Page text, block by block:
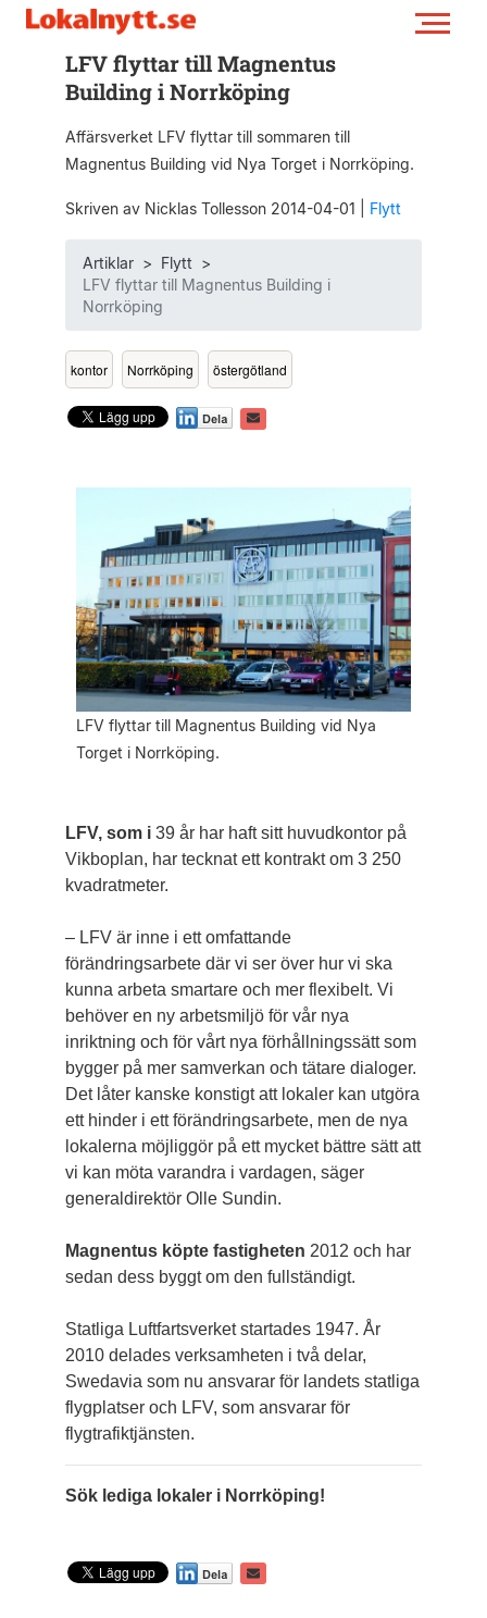
LFV flyttar till Magnentus
Building i Norrköping
Affärsverket LFV flyttar till sommaren till
Magnentus Building vid Nya Torget i Norrköping.
Skriven av Nicklas Tollesson 2014-04-01 Flytt
Artiklar> Flytt >
LFV flyttar till Magnentus Building i
Norrköping
kontor Norrköping östergötland
LFV flyttar till Magnentus Building vid Nya
Torget i Norrköping.
LFV, som i 39 år har haft sitt huvudkontor på
Vikboplan, har tecknat ett kontrakt om 3 250
kvadratmeter.
– LFV är inne i ett omfattande
förändringsarbete där vi ser över hur vi ska
kunna arbeta smartare och mer flexibelt. Vi
behöver en ny arbetsmiljö för vår nya
inriktning och för vårt nya förhållningssätt som
bygger på mer samverkan och tätare dialoger.
Det låter kanske konstigt att lokaler kan utgöra
ett hinder i ett förändringsarbete, men de nya
lokalerna möjliggör på ett mycket bättre sätt att
vi kan möta varandra i vardagen, säger
general­direktör Olle Sundin.
Magnentus köpte fastigheten 2012 och har
sedan dess byggt om den fullständigt.
Statliga Luftfartsverket startades 1947. År
2010 delades verksamheten i två delar,
Swedavia som nu ansvarar för landets statliga
flygplatser och LFV, som ansvarar för
flygtrafiktjänsten.
Sök lediga lokaler i Norrköping!